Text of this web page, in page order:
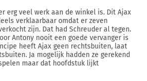
erg veel werk aan de winkel is. Dit Ajax
verklaarbaar omdat er zeven
zijn. Dat had Schreuder al tegen.
Antony nooit een goede vervanger is
heeft Ajax geen rechtsbuiten, laat
Ja mogelijk hadden ze gerekend
maar dat hoofdstuk lijkt